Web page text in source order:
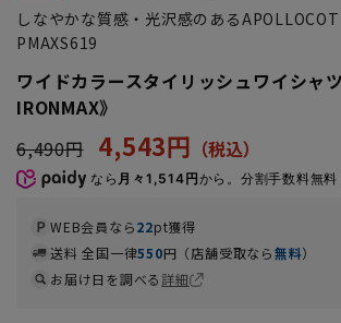
しなやかな質感・光沢感のあるAPOLLOCOT
PMAXS619
ワイドカラースタイリッシュワイシャ
IRONMAX》
6,490円 4,543円
なら 月々1,514円から。分割手数料無料
WEB会員なら22pt獲得
送料 全国一律550円（店舗受取なら無料）
お届け日を調べる詳細